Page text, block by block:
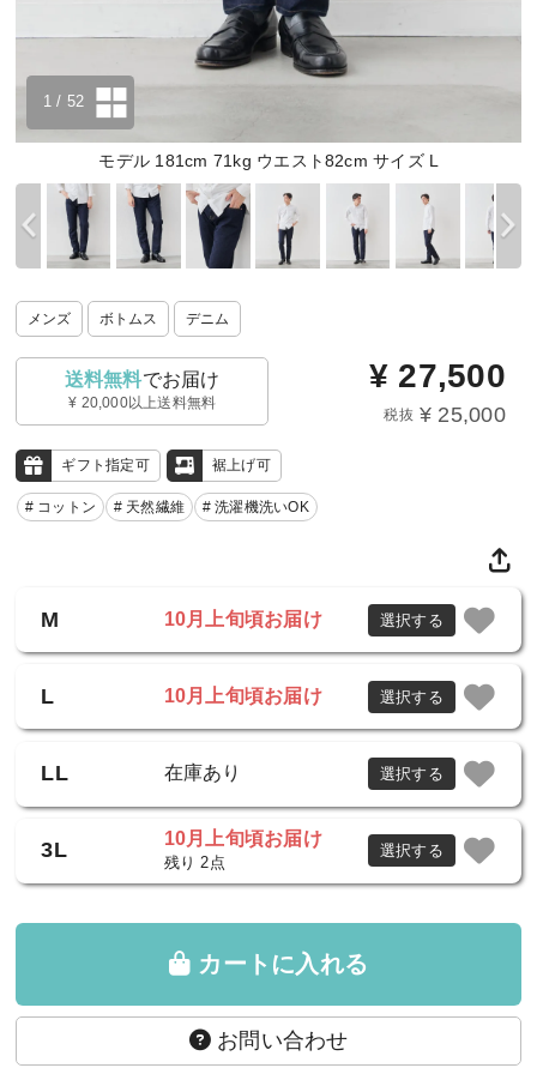
モデル 181cm 71kg ウエスト82cm サイズ L
1 / 52
メンズ ボトムス デニム
送料無料でお届け
¥ 20,000以上送料無料
¥ 27,500
税抜 ¥ 25,000
ギフト指定可 裾上げ可
# コットン # 天然繊維 # 洗濯機洗いOK
M 10月上旬頃お届け 選択する
L 10月上旬頃お届け 選択する
LL 在庫あり 選択する
3L 10月上旬頃お届け
残り 2点
選択する
カートに入れる
お問い合わせ